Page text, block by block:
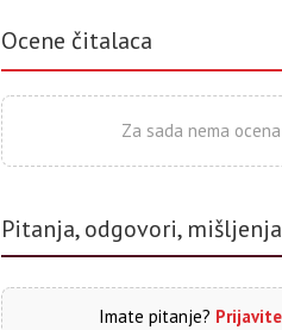
Ocene čitalaca
Za sada nema
Pitanja, odgovori, mišljenja
Imate pitanje?